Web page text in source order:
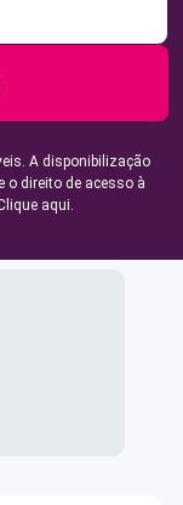
A disponibilização
o direito de acesso à
aqui.